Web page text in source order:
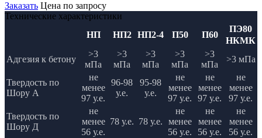
Заказать Цена по запросу
Технические характеристики
НП
НП2 НП2-4 П50 П60
ПЭ80
НКМК
Адгезия к бетону
>3
мПа
>3
мПа
>3
мПа
>3
мПа
>3
мПа
>3 мПа
Твердость по
Шору А
не
менее
97 у.е.
96-98
у.е.
95-98
у.е.
не
менее
97 у.е.
не
менее
97 у.е.
не
менее
97 у.е.
Твердость по
Шору Д
не
менее
56 у.е.
78 у.е. 78 у.е.
не
менее
56 у.е.
не
менее
56 у.е.
не
менее
56 у.е.